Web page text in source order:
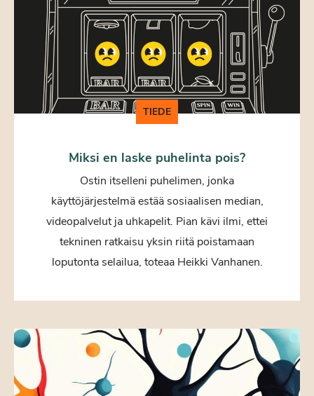
TIEDE
Miksi en laske puhelinta pois?
Ostin itselleni puhelimen, jonka
käyttöjärjestelmä estää sosiaalisen median,
videopalvelut ja uhkapelit. Pian kävi ilmi, ettei
tekninen ratkaisu yksin riitä poistamaan
loputonta selailua, toteaa Heikki Vanhanen.